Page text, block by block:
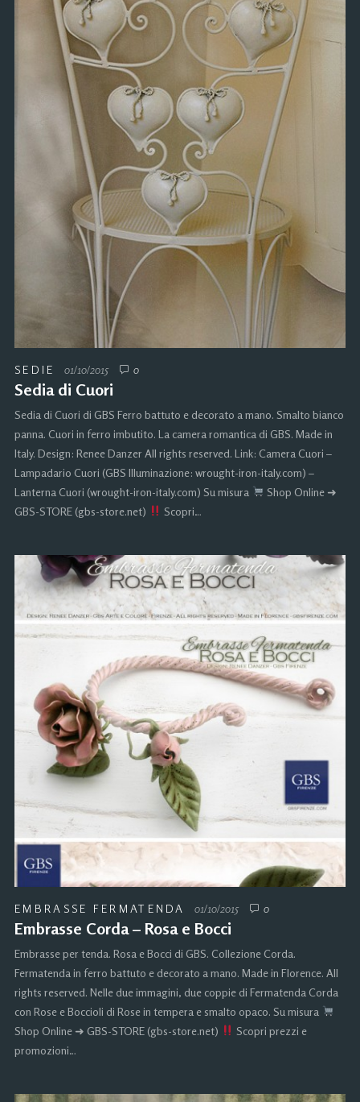
SEDIE 01/10/2015 0
Sedia di Cuori
Sedia di Cuori di GBS Ferro battuto e decorato a mano. Smalto bianco
panna. Cuori in ferro imbutito. La camera romantica di GBS. Made in
Italy. Design: Renee Danzer All rights reserved. Link: Camera Cuori –
Lampadario Cuori (GBS Illuminazione: wrought-iron-italy.com) –
Lanterna Cuori (wrought-iron-italy.com) Su misura
Shop Online ➜
GBS-STORE (gbs-store.net)
Scopri…
EMBRASSE FERMATENDA 01/10/2015 0
Embrasse Corda – Rosa e Bocci
Embrasse per tenda. Rosa e Bocci di GBS. Collezione Corda.
Fermatenda in ferro battuto e decorato a mano. Made in Florence. All
rights reserved. Nelle due immagini, due coppie di Fermatenda Corda
con Rose e Boccioli di Rose in tempera e smalto opaco. Su misura
Shop Online ➜ GBS-STORE (gbs-store.net)
Scopri prezzi e
promozioni…